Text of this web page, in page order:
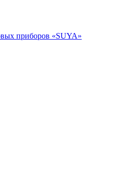
приборов «SUYA»